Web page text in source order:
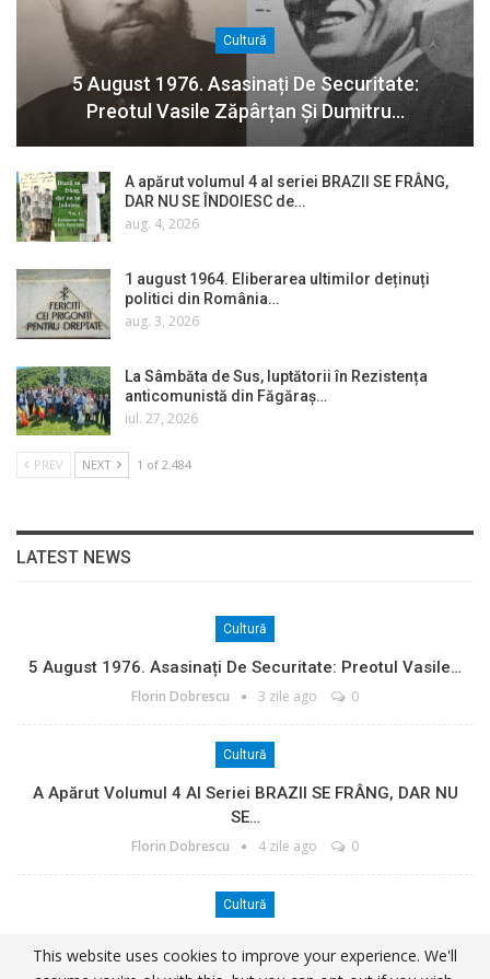
Cultură
5 August 1976. Asasinați De Securitate:
Preotul Vasile Zăpârțan Și Dumitru…
A apărut volumul 4 al seriei BRAZII SE FRÂNG,
DAR NU SE ÎNDOIESC de…
aug. 4, 2026
1 august 1964. Eliberarea ultimilor deținuți
politici din România…
aug. 3, 2026
La Sâmbăta de Sus, luptătorii în Rezistența
anticomunistă din Făgăraș…
iul. 27, 2026
PREV NEXT 1 of 2.484
LATEST NEWS
Cultură
5 August 1976. Asasinați De Securitate: Preotul Vasile…
Florin Dobrescu 3 zile ago 0
Cultură
A Apărut Volumul 4 Al Seriei BRAZII SE FRÂNG, DAR NU
SE…
Florin Dobrescu 4 zile ago 0
Cultură
Florin Dobrescu 5 zile ago 0
This website uses cookies to improve your experience. We'll